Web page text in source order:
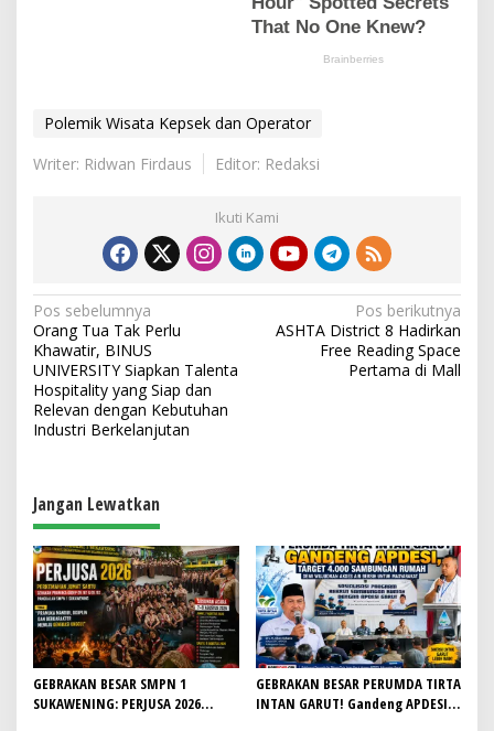
Polemik Wisata Kepsek dan Operator
Writer: Ridwan Firdaus
Editor: Redaksi
Ikuti Kami
N
a
v
i
g
s
i
p
o
s
Pos sebelumnya
Orang Tua Tak Perlu
Khawatir, BINUS
UNIVERSITY Siapkan Talenta
Hospitality yang Siap dan
Relevan dengan Kebutuhan
Industri Berkelanjutan
Pos berikutnya
ASHTA District 8 Hadirkan
Free Reading Space
Pertama di Mall
Jangan Lewatkan
GEBRAKAN BESAR SMPN 1
SUKAWENING: PERJUSA 2026
GEBRAKAN BESAR PERUMDA TIRTA
INTAN GARUT! Gandeng APDESI,